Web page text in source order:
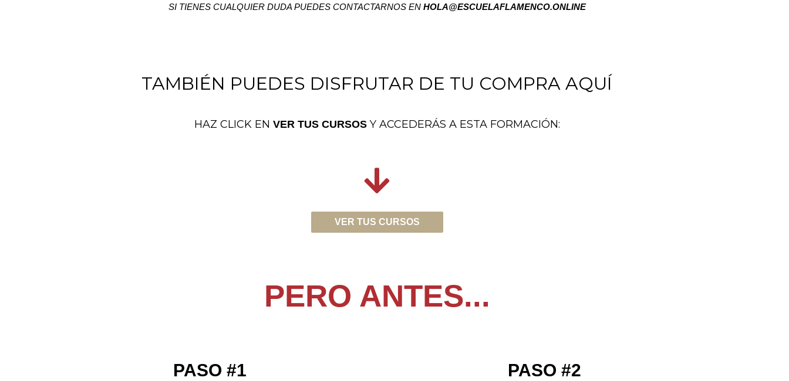
SI TIENES CUALQUIER DUDA PUEDES CONTACTARNOS EN HOLA@ESCUELAFLAMENCO.ONLINE
TAMBIÉN PUEDES DISFRUTAR DE TU COMPRA AQUÍ
HAZ CLICK EN VER TUS CURSOSY ACCEDERÁS A ESTA FORMACIÓN:
VER TUS CURSOS
PERO ANTES...
PASO #1 PASO #2